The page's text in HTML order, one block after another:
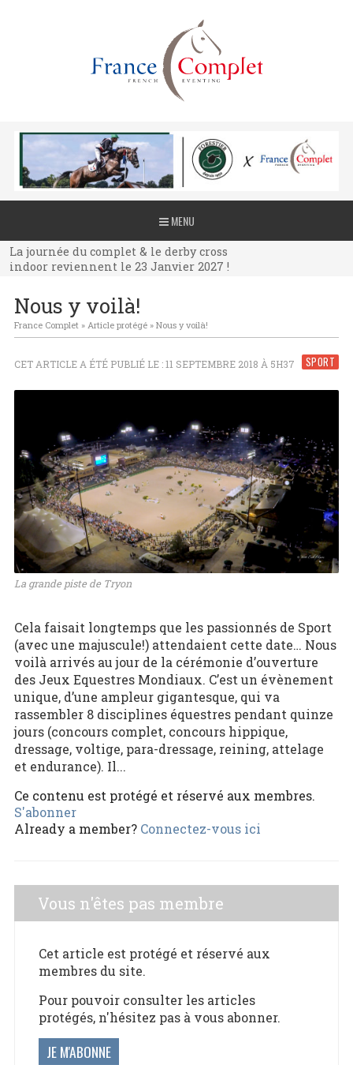
MENU
La journée du complet & le derby cross
indoor reviennent le 23 Janvier 2027 !
La journée du complet & le derby cross
indoor reviennent le 23 Janvier 2027 !
indoor reviennent le 23 Janvier 2027 !
Nous y voilà!
France Complet» Article protégé» Nous y voilà!
SPORT
CET ARTICLE A ÉTÉ PUBLIÉ LE : 11 SEPTEMBRE 2018 À 5H37
La grande piste de Tryon
Cela faisait longtemps que les passionnés de Sport
(avec une majuscule!) attendaient cette date… Nous
voilà arrivés au jour de la cérémonie d’ouverture
des Jeux Equestres Mondiaux. C’est un évènement
unique, d’une ampleur gigantesque, qui va
rassembler 8 disciplines équestres pendant quinze
jours (concours complet, concours hippique,
dressage, voltige, para-dressage, reining, attelage
et endurance). Il...
Ce contenu est protégé et réservé aux membres.
S'abonner
Already a member? Connectez-vous ici
Vous n'êtes pas membre
Cet article est protégé et réservé aux
membres du site.
Pour pouvoir consulter les articles
protégés, n'hésitez pas à vous abonner.
JE M'ABONNE